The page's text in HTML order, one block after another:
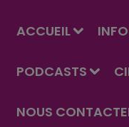
ACCUEIL
PODCASTS
NOUS